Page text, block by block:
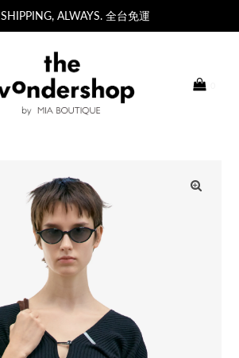
SHIPPING, ALWAYS. 全台免運